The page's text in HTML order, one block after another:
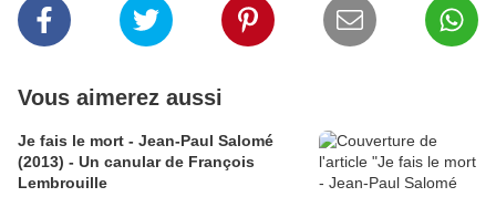
Vous aimerez aussi
Je fais le mort - Jean-Paul Salomé
(2013) - Un canular de François
Lembrouille